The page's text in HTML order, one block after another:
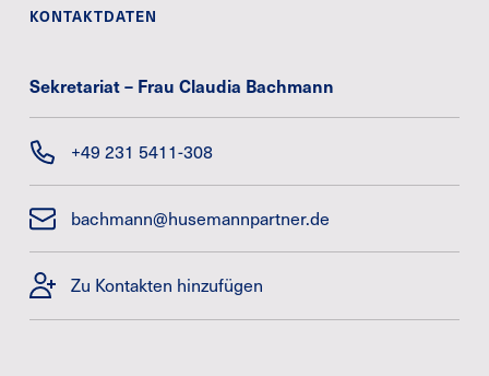
KONTAKTDATEN
Sekretariat – Frau Claudia Bachmann
+49 231 5411-308
bachmann@husemannpartner.de
Zu Kontakten hinzufügen